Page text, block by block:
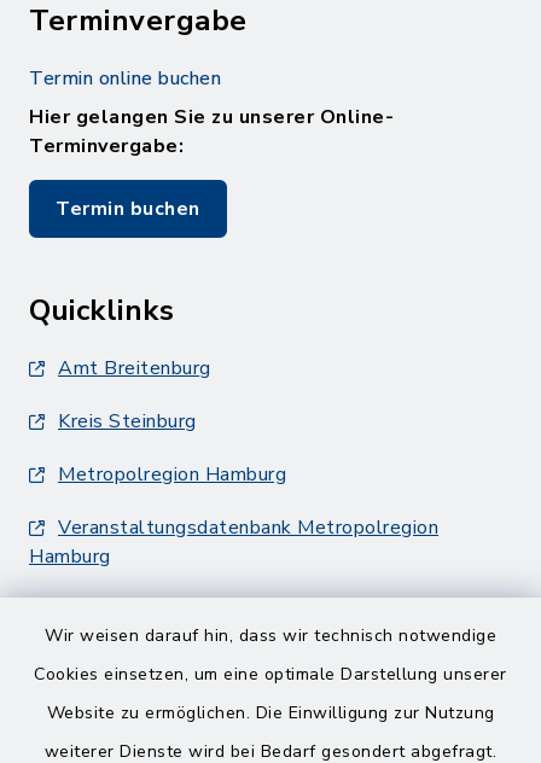
Wir weisen darauf hin, dass wir technisch notwendige
Cookies einsetzen, um eine optimale Darstellung unserer
Website zu ermöglichen. Die Einwilligung zur Nutzung
weiterer Dienste wird bei Bedarf gesondert abgefragt.
Terminvergabe
Termin online buchen
Hier gelangen Sie zu unserer Online-
Terminvergabe:
Termin buchen
Quicklinks
Amt Breitenburg
Kreis Steinburg
Metropolregion Hamburg
Veranstaltungsdatenbank Metropolregion
Hamburg